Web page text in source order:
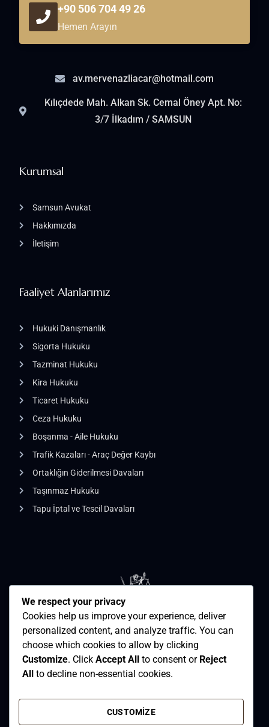
Samsun Avukat - Avukat Merve Nazlı Acar.
All rights reserved.
Faaliyet Alanlarımız
Hukuki Danışmanlık
Sigorta Hukuku
Tazminat Hukuku
Kira Hukuku
Ticaret Hukuku
Ceza Hukuku
Boşanma - Aile Hukuku
Trafik Kazaları - Araç Değer Kaybı
Ortaklığın Giderilmesi Davaları
Taşınmaz Hukuku
Tapu İptal ve Tescil Davaları
Kurumsal
Samsun Avukat
Hakkımızda
İletişim
+90 506 704 49 26
Hemen Arayın
av.mervenazliacar@hotmail.com
Kılıçdede Mah. Alkan Sk. Cemal Öney Apt. No:
3/7 İlkadım / SAMSUN
We respect your privacy
Cookies help us improve your experience, deliver
personalized content, and analyze traffic. You can
choose which cookies to allow by clicking
Customize. Click Accept All to consent or Reject
All to decline non-essential cookies.
CUSTOMIZE